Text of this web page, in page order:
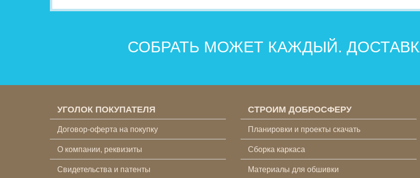
СОБРАТЬ МОЖЕТ КАЖДЫЙ.
УГОЛОК ПОКУПАТЕЛЯ
Договор-оферта на покупку
О компании, реквизиты
Свидетельства и патенты
СТРОИМ ДОБРОСФЕРУ
Планировки и проекты скачать
Сборка каркаса
Материалы для обшивки